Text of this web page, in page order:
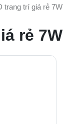
trang trí giá rẻ 7W
rẻ 7W